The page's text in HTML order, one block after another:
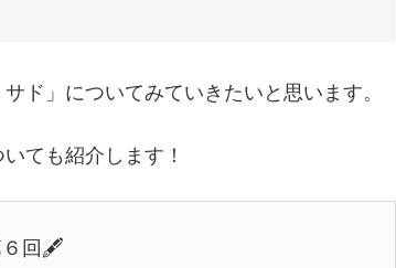
ド」についてみていきたいと思います。
ても紹介します！
６回🖋️